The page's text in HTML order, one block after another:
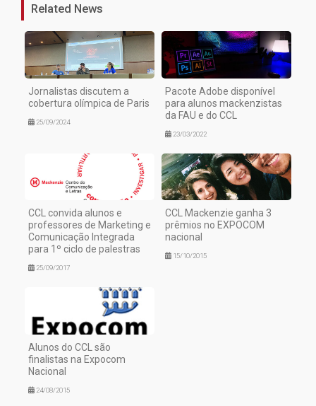
Related News
Jornalistas discutem a
cobertura olímpica de Paris
25/09/2024
Pacote Adobe disponível
para alunos mackenzistas
da FAU e do CCL
23/03/2022
CCL convida alunos e
professores de Marketing e
Comunicação Integrada
para 1º ciclo de palestras
25/09/2017
CCL Mackenzie ganha 3
prêmios no EXPOCOM
nacional
15/10/2015
Alunos do CCL são
finalistas na Expocom
Nacional
24/08/2015